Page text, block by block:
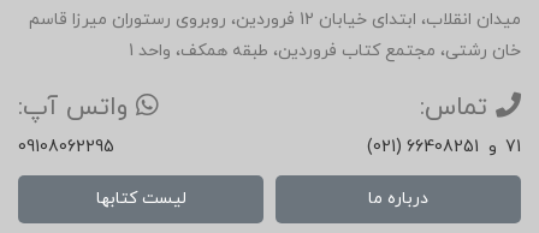
میدان انقلاب، ابتدای خیابان 12 فروردین، روبروی رستوران میرزا قاسم
خان رشتی، مجتمع کتاب فروردین، طبقه همکف، واحد 1
تماس:
(021) 66408251 و 71
واتس آپ:
09108062295
درباره ما لیست کتابها